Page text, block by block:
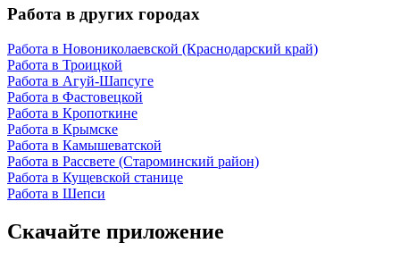
Работа в других городах
Работа в Новониколаевской (Краснодарский край)
Работа в Троицкой
Работа в Агуй-Шапсуге
Работа в Фастовецкой
Работа в Кропоткине
Работа в Крымске
Работа в Камышеватской
Работа в Рассвете (Староминский район)
Работа в Кущевской станице
Работа в Шепси
Скачайте приложение